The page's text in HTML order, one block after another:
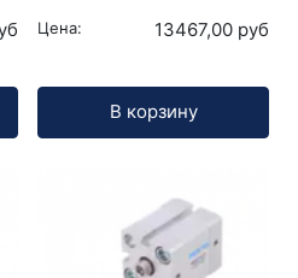
Цена: 13467,00 руб
В корзину